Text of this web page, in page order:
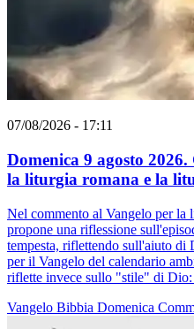
07/08/2026 - 17:11
Domenica 9 agosto
la liturgia romana e la
Nel commento al Vangelo per la
propone una riflessione
tempesta, riflettendo sull'aiuto
per il Vangelo del calendario
riflette invece sullo "stile" di Dio:
Vangelo Bibbia Domenica